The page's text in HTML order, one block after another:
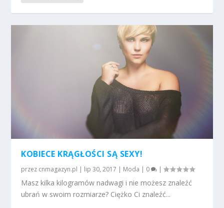
KOBIECE KRĄGŁOŚCI SĄ SEXY!
przez cnmagazyn.pl | lip 30, 2017 | Moda | 0 |
Masz kilka kilogramów nadwagi i nie możesz znaleźć
ubrań w swoim rozmiarze? Ciężko Ci znaleźć...